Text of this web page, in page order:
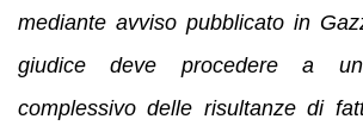
mediante avviso pubblicato in
giudice deve procedere a un
complessivo delle risultanze di